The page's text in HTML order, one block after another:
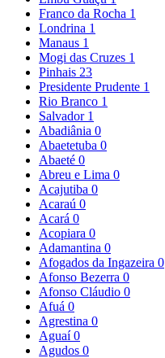
Franco da Rocha 1
Londrina 1
Manaus 1
Mogi das Cruzes 1
Pinhais 23
Presidente Prudente 1
Rio Branco 1
Salvador 1
Abadiânia 0
Abaetetuba 0
Abaeté 0
Abreu e Lima 0
Acajutiba 0
Acaraú 0
Acará 0
Acopiara 0
Adamantina 0
Afogados da Ingazeira 0
Afonso Bezerra 0
Afonso Cláudio 0
Afuá 0
Agrestina 0
Aguaí0
Agudos 0